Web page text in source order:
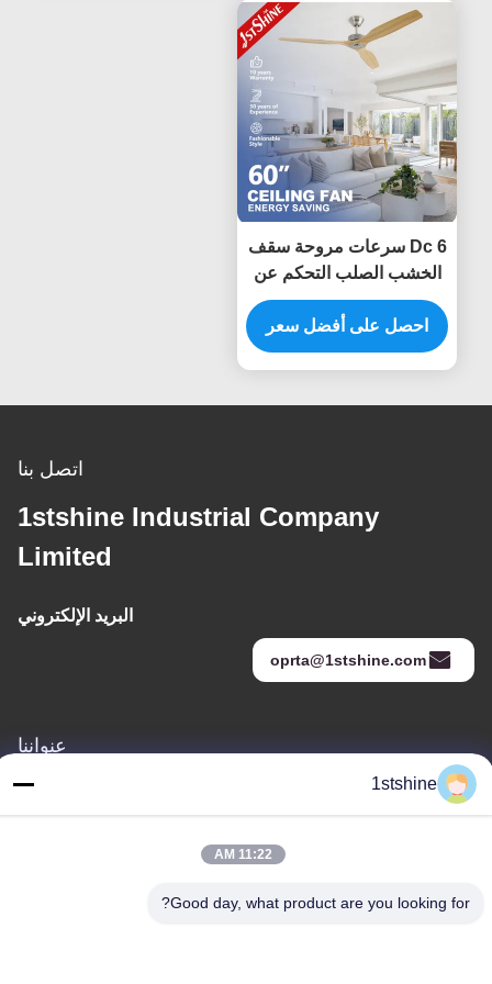
Dc 6 سرعات مروحة سقف
الخشب الصلب التحكم عن
بعد ديكور داخلي
احصل على أفضل سعر
اتصل بنا
1stshine Industrial Company
Limited
البريد الإلكتروني
oprta@1stshine.com
عنواننا
العنوان
رقم 126 ، شارع zhongheng ، قرية baoyu ، مدينة henglan ، مدينة
Zhongshan ، مقاطعة Guangdong ، الصين
1stshine
11:22 AM
Good day, what product are you looking for?